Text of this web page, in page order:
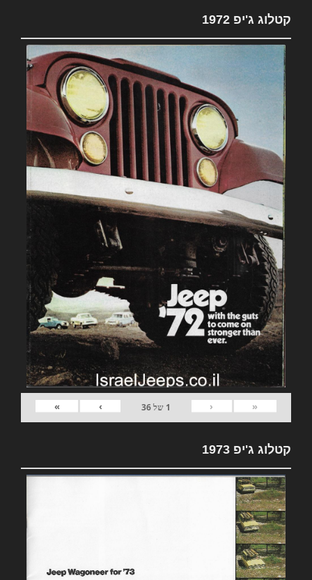
קטלוג ג'יפ 1972
«
‹
1 של36
›
»
קטלוג ג'יפ 1973